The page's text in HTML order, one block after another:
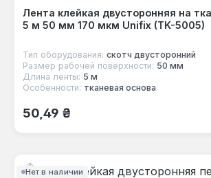
Лента клейкая двусторонняя на
5 м 50 мм 170 мкм Unifix (TK-5005)
Тип оборудования: скотч двусторонний
Размер рабочей поверхности: 50 мм
Длина ленты: 5 м
Особенности: тканевая основа
Обычная цена:
50,49 ₴
Нет в наличии